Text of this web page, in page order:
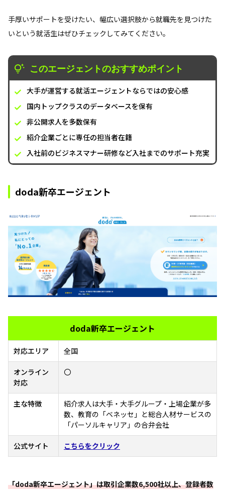
手厚いサポートを受けたい、幅広い選択肢から就職先を見つけた
いという就活生はぜひチェックしてみてください。
このエージェントのおすすめポイント
大手が運営する就活エージェントならではの安心感
国内トップクラスのデータベースを保有
非公開求人を多数保有
紹介企業ごとに専任の担当者在籍
入社前のビジネスマナー研修など入社までのサポート充実
doda新卒エージェント
doda新卒エージェント
対応エリア 全国
オンライン
対応
〇
主な特徴
紹介求人は大手・大手グループ・上場企業が多
数、教育の「ベネッセ」と総合人材サービスの
「パーソルキャリア」の合弁会社
公式サイト こちらをクリック
「doda新卒エージェント」は取引企業数6,500社以上、登録者数